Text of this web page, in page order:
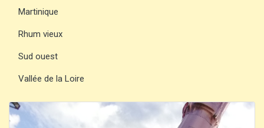
Martinique
Rhum vieux
Sud ouest
Vallée de la Loire